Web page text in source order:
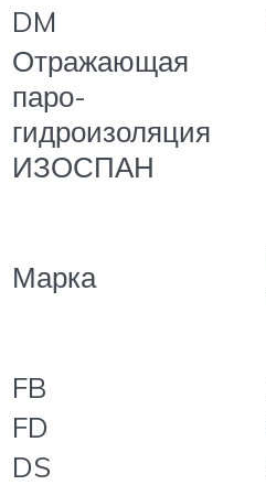
DM
Отражающая
паро-
гидроизоляция
ИЗОСПАН
Марка
FB
FD
DS